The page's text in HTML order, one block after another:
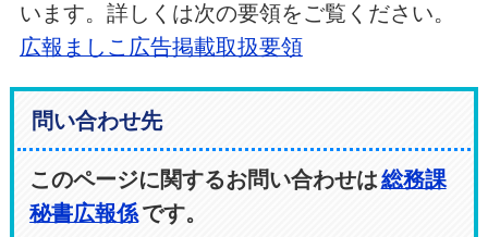
います。詳しくは次の要領をご覧ください。
広報ましこ広告掲載取扱要領
問い合わせ先
このページに関するお問い合わせは総務課
秘書広報係です。